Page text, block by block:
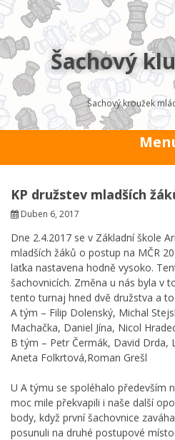
Přejít
k
obsahu
webu
Šachový
Šachový kroužek
KP družstev mladších
Duben 6, 2017
Dne 2.4.2017 se v Základní škole
mladších žáků o postup na MČR
laťka nastavena hodně vysoko.
šachovnicích. Změna u nás byla v
tento turnaj hned dvě družstva a to
A tým – Filip Dolenský, Michal
Machačka, Daniel Jína, Nicol
B tým – Petr Čermák, David Drda,
Aneta Folkrtová,Roman Grešl
U A týmu se spoléhalo především
moc mile překvapili i naše další
body, když první šachovnice
posunuli na druhé postupové